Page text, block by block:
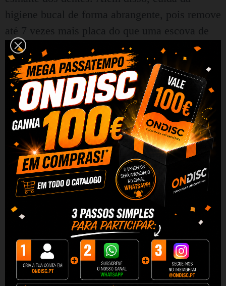
higiene bucal de forma abrangente, pois remove
até 7 vezes mais placa do que uma escova de
dentes padrão.
Conforto de uso
Seu filho não gosta de escovar os dentes?Isso